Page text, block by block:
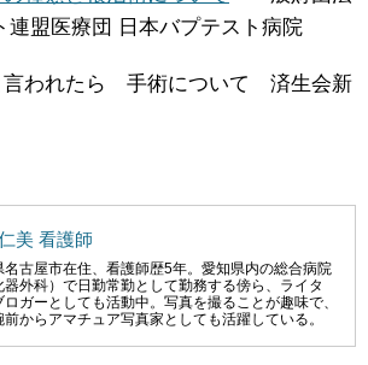
連盟医療団 日本バプテスト病院
言われたら 手術について 済生会新
美 看護師
名古屋市在住、看護師歴5年。愛知県内の総合病院
器外科）で日勤常勤として勤務する傍ら、ライタ
ロガーとしても活動中。写真を撮ることが趣味で、
前からアマチュア写真家としても活躍している。